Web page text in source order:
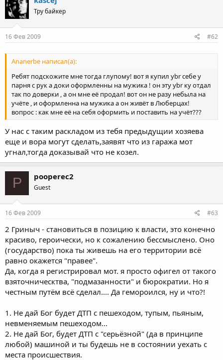
Тру байкер
16 Фев 2009 #62
Ananerbe написал(а):
Ребят подскожите мне тогда глупому! вот я купил ybr себе у
парня с рук а доки оформленны на мужика ! он эту ybr ку отдал
так по доверки , а он мне её продал! вот он не разу небыла на
учёте , и оформленна на мужика а он живёт в Люберцах!
вопрос : как мне её на себя оформить и поставить на учёт???
У нас с таким раскладом из тебя предыдущии хозяева
еще и вора могут сделать,заявят что из гаража мот
угнал,тогда доказывай что не козел.
P pooperec2
Guest
16 Фев 2009 #63
2 Гриныч - становиться в позицию к власти, это конечно
красиво, героически, но к сожалению бессмыслено. Оно
(государство) пока ты живешь на его территории всё
равно окажется "правее".
Да, когда я регистрировал мот. я просто офигел от такого
взяточническтва, "подмазанности" и бюрократии. Но я
честным путём всё сделал.... Да гемороился, ну и что?!
1. Не дай Бог будет ДТП с пешеходом, тупым, пьяным,
невменяемым пешеходом...
2. Не дай Бог, будет ДТП с "серьёзной" (да в принципе
любой) машиной и ты будешь не в состоянии уехать с
места происшествия.